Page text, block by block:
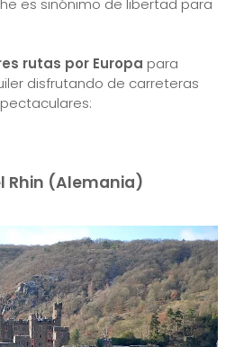
es sinónimo de libertad para
rutas por Europa para
disfrutando de carreteras
Rhin (Alemania)